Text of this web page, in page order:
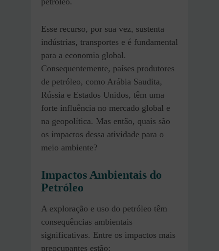
Esse recurso, por sua vez, sustenta
indústrias, transportes e é fundamental
para a economia global.
Consequentemente, países produtores
de petróleo, como Arábia Saudita,
Rússia e Estados Unidos, têm uma
forte influência no mercado global e
na geopolítica. Mas então, quais são
os impactos dessa atividade para o
meio ambiente?
Impactos Ambientais do
Petróleo
A exploração e uso do petróleo têm
consequências ambientais
significativas. Entre os impactos mais
preocupantes estão: